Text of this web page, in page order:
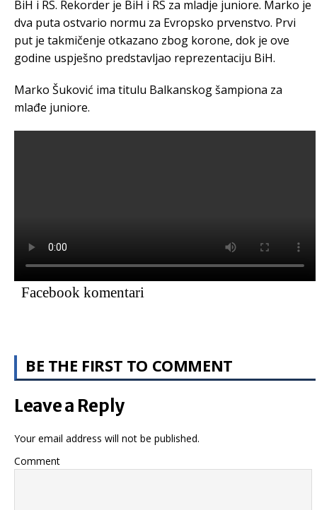
BiH i RS. Rekorder je BiH i RS za mladje juniore. Marko je
dva puta ostvario normu za Evropsko prvenstvo. Prvi
put je takmičenje otkazano zbog korone, dok je ove
godine uspješno predstavljao reprezentaciju BiH.
Marko Šuković ima titulu Balkanskog šampiona za
mlađe juniore.
Facebook komentari
BE THE FIRST TO COMMENT
Leave a Reply
Your email address will not be published.
Comment